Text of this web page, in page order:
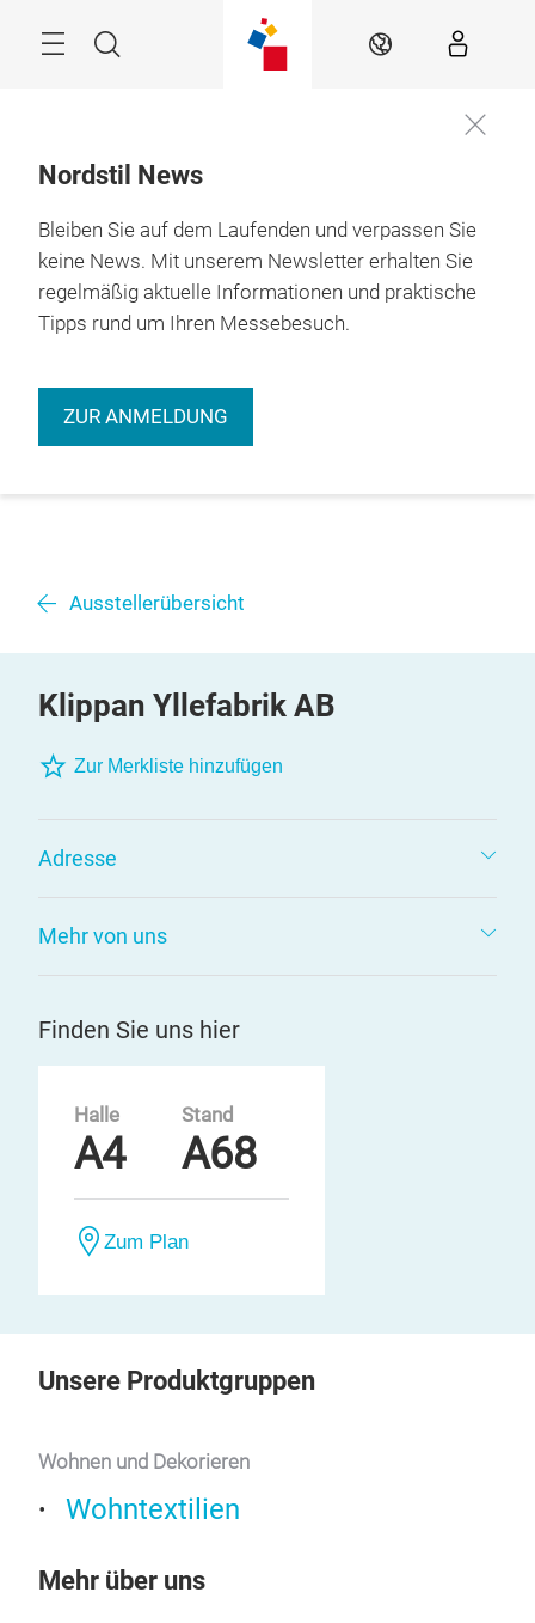
Suche DE
Nordstil News
Bleiben Sie auf dem Laufenden und verpassen Sie
keine News. Mit unserem Newsletter erhalten Sie
regelmäßig aktuelle Informationen und praktische
Tipps rund um Ihren Messebesuch.
ZUR ANMELDUNG
Ausstellerübersicht
Klippan Yllefabrik AB
Zur Merkliste hinzufügen
Adresse
Mehr von uns
Finden Sie uns hier
Halle
A4
Stand
A68
Zum Plan
Unsere Produktgruppen
Wohnen und Dekorieren
Wohntextilien
Mehr über uns